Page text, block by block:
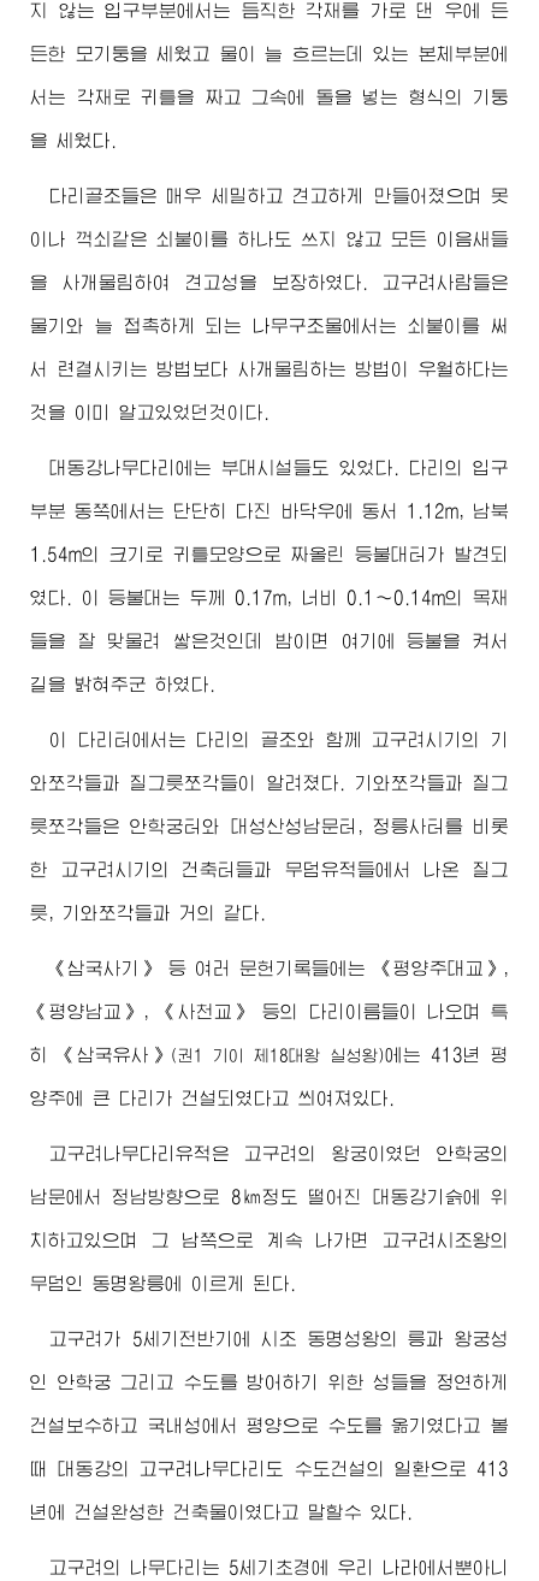
지 않는 입구부분에서는 듬직한 각재를 가로 댄 우에 든
든한 모기둥을 세웠고 물이 늘 흐르는데 있는 본체부분에
서는 각재로 귀틀을 짜고 그속에 돌을 넣는 형식의 기둥
을 세웠다.
다리골조들은 매우 세밀하고 견고하게 만들어졌으며 못
이나 꺽쇠같은 쇠붙이를 하나도 쓰지 않고 모든 이음새들
을 사개물림하여 견고성을 보장하였다. 고구려사람들은
물기와 늘 접촉하게 되는 나무구조물에서는 쇠붙이를 써
서 련결시키는 방법보다 사개물림하는 방법이 우월하다는
것을 이미 알고있었던것이다.
대동강나무다리에는 부대시설들도 있었다. 다리의 입구
부분 동쪽에서는 단단히 다진 바닥우에 동서 1.12m, 남북
1.54m의 크기로 귀틀모양으로 짜올린 등불대터가 발견되
였다. 이 등불대는 두께 0.17m, 너비 0.1～0.14m의 목재
들을 잘 맞물려 쌓은것인데 밤이면 여기에 등불을 켜서
길을 밝혀주군 하였다.
이 다리터에서는 다리의 골조와 함께 고구려시기의 기
와쪼각들과 질그릇쪼각들이 알려졌다. 기와쪼각들과 질그
릇쪼각들은 안학궁터와 대성산성남문터, 정릉사터를 비롯
한 고구려시기의 건축터들과 무덤유적들에서 나온 질그
릇, 기와쪼각들과 거의 같다.
《삼국사기》 등 여러 문헌기록들에는 《평양주대교》,
《평양남교》, 《사천교》 등의 다리이름들이 나오며 특
히 《삼국유사》 (권1 기이 제18대왕 실성왕)에는 413년 평
양주에 큰 다리가 건설되였다고 씌여져있다.
고구려나무다리유적은 고구려의 왕궁이였던 안학궁의
남문에서 정남방향으로 8㎞정도 떨어진 대동강기슭에 위
치하고있으며 그 남쪽으로 계속 나가면 고구려시조왕의
무덤인 동명왕릉에 이르게 된다.
고구려가 5세기전반기에 시조 동명성왕의 릉과 왕궁성
인 안학궁 그리고 수도를 방어하기 위한 성들을 정연하게
건설보수하고 국내성에서 평양으로 수도를 옮기였다고 볼
때 대동강의 고구려나무다리도 수도건설의 일환으로 413
년에 건설완성한 건축물이였다고 말할수 있다.
고구려의 나무다리는 5세기초경에 우리 나라에서뿐아니